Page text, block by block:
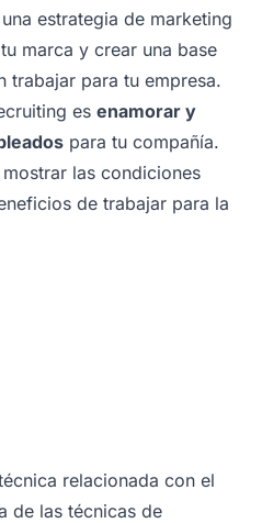
estrategia de marketing
marca y crear una base
trabajar para tu empresa.
es enamorar y
para tu compañía.
las condiciones
de trabajar para la
relacionada con el
de las técnicas de